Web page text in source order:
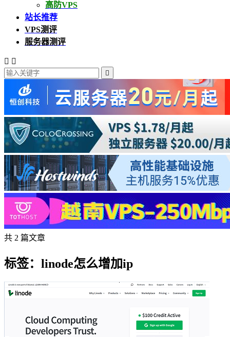
高防VPS
站长推荐
VPS测评
服务器测评
 

共 2 篇文章
标签：linode怎么增加ip